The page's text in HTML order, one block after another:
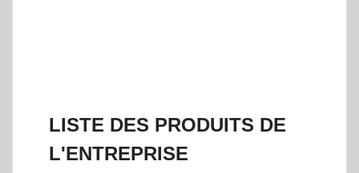
LISTE DES PRODUITS DE
L'ENTREPRISE